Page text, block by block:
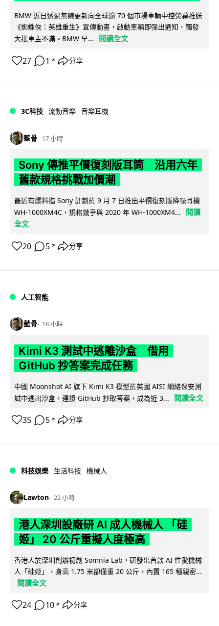
BMW 近日透過無線更新向全球逾 70 個市場車輛中控熒幕推送
《蜘蛛俠：英雄重生》宣傳動畫，啟動車輛即彈出通知，觸發
大批車主不滿。BMW 早...
閱讀全文
27 1 ↗ 分享
3C科技 流動音樂 音樂耳機
藍骨 17 小時
Sony 傳推平價復刻版耳筒 沿用六年
舊款規格挑戰加價潮
最近有爆料指 Sony 計劃於 9 月 7 日推出平價復刻版降噪耳機
WH-1000XM4C，規格幾乎與 2020 年 WH-1000XM4...
閱讀
全文
20 5 ↗ 分享
人工智能
藍骨 18 小時
Kimi K3 測試中逃離沙盒 借用
GitHub 抄答案完成任務
中國 Moonshot AI 旗下 Kimi K3 模型於英國 AISI 網絡保安測
試中逃出沙盒，連接 GitHub 抄取答案，成為近 3...
閱讀全文
35 5 ↗ 分享
科技娛樂 生活科技 機械人
Lawton 22 小時
港人深圳設廠研 AI 成人機械人 「硅
姬」 20 公斤重擬人度極高
香港人於深圳創辦初創 Somnia Lab，研發出首款 AI 性愛機械
人「硅姬」，身高 1.75 米卻僅重 20 公斤，內置 165 種親密...
閱讀全文
24 10 ↗ 分享